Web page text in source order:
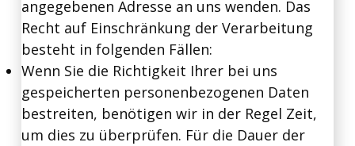
angegebenen Adresse an uns wenden. Das
Recht auf Einschränkung der Verarbeitung
besteht in folgenden Fällen:
Wenn Sie die Richtigkeit Ihrer bei uns
gespeicherten personenbezogenen Daten
bestreiten, benötigen wir in der Regel Zeit,
um dies zu überprüfen. Für die Dauer der